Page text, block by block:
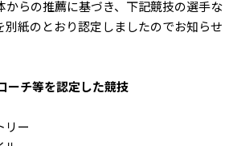
からの推薦に基づき、下記競技の選手な
別紙のとおり認定しましたのでお知らせ
ーチ等を認定した競技
リー